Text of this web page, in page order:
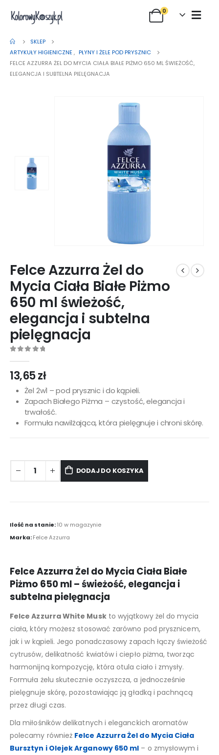
0
SKLEP
ARTYKUŁY HIGIENICZNE , PŁYNY I ŻELE POD PRYSZNIC
FELCE AZZURRA ŻEL DO MYCIA CIAŁA BIAŁE PIŻMO 650 ML ŚWIEŻOŚĆ,
ELEGANCJA I SUBTELNA PIELĘGNACJA
Felce Azzurra Żel do
Mycia Ciała Białe Piżmo
650 ml świeżość,
elegancja i subtelna
pielęgnacja
13,65zł
Żel 2w1 – pod prysznic i do kąpieli.
Zapach Białego Piżma – czystość, elegancja i
trwałość.
Formuła nawilżająca, która pielęgnuje i chroni skórę.
DODAJ DO KOSZYKA
Ilość na stanie:10 w magazynie
Marka:Felce Azzurra
Felce Azzurra Żel do Mycia Ciała Białe
Piżmo 650 ml – świeżość, elegancja i
subtelna pielęgnacja
Felce Azzurra White Muskto wyjątkowy żel do mycia
ciała, który możesz stosować zarówno pod prysznicem,
jak i w kąpieli. Jego ponadczasowy zapach łączy świeżość
cytrusów, delikatność kwiatów i ciepło piżma, tworząc
harmonijną kompozycję, która otula ciało i zmysły.
Formuła żelu skutecznie oczyszcza, a jednocześnie
pielęgnuje skórę, pozostawiając ją gładką i pachnącą
przez długi czas.
Dla miłośników delikatnych i eleganckich aromatów
polecamy również Felce Azzurra Żel do Mycia Ciała
Bursztyn i Olejek Arganowy 650 ml – o zmysłowym i